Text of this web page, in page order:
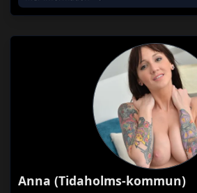
Anna (Tidaholms-kommun)